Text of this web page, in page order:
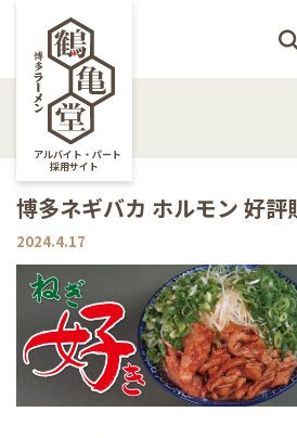
アルバイト・パート
採用サイト
店長紹介
福利厚生
特集記事
close
4つの
こだ
わり
事
容
アンケー
ト
長
紹
介
利
厚
生
博多ネギバカ ホルモン 好
2024.4.17